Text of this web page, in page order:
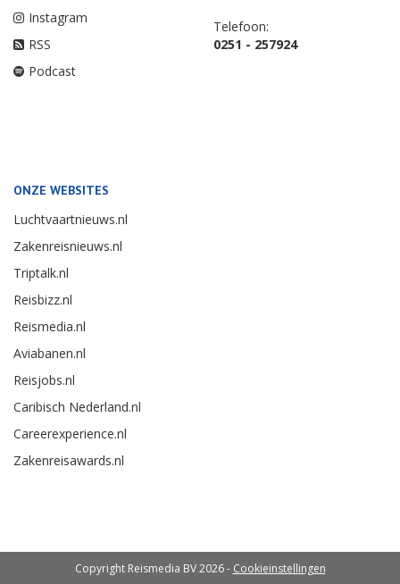
Instagram
RSS
Podcast
Telefoon:
0251 - 257924
ONZE WEBSITES
Luchtvaartnieuws.nl
Zakenreisnieuws.nl
Triptalk.nl
Reisbizz.nl
Reismedia.nl
Aviabanen.nl
Reisjobs.nl
Caribisch Nederland.nl
Careerexperience.nl
Zakenreisawards.nl
Copyright Reismedia BV 2026 - Cookieinstellingen